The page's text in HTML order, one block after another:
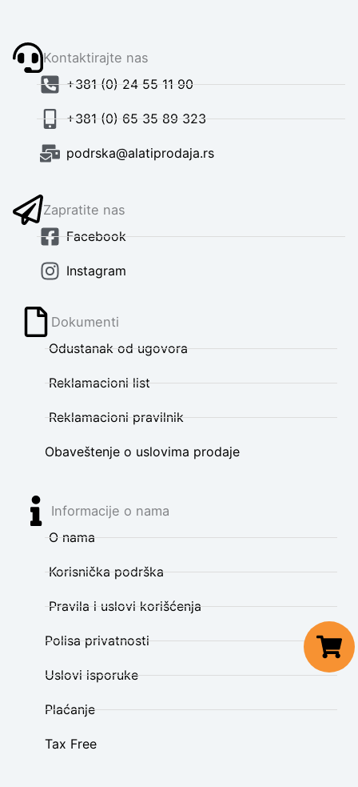
Kontaktirajte nas
+381 (0) 24 55 11 90
+381 (0) 65 35 89 323
podrska@alatiprodaja.rs
Zapratite nas
Facebook
Instagram
Dokumenti
Odustanak od ugovora
Reklamacioni list
Reklamacioni pravilnik
Obaveštenje o uslovima prodaje
Informacije o nama
O nama
Korisnička podrška
Pravila i uslovi korišćenja
Polisa privatnosti
Uslovi isporuke
Plaćanje
Tax Free